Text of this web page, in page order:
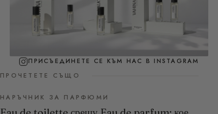
ПРИСЪЕДИНЕТЕ СЕ КЪМ НАС В INSTAGRAM
ПРОЧЕТЕТЕ СЪЩО
НАРЪЧНИК ЗА ПАРФЮМИ